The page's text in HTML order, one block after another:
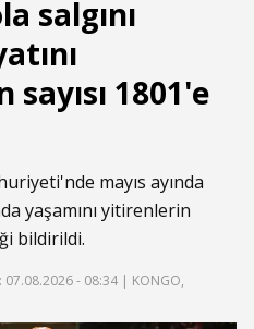
salgını
1801'e
mayıs ayında
yaşamını yitirenlerin
bildirildi.
07.08.2026 - 08:34 | KONGO,